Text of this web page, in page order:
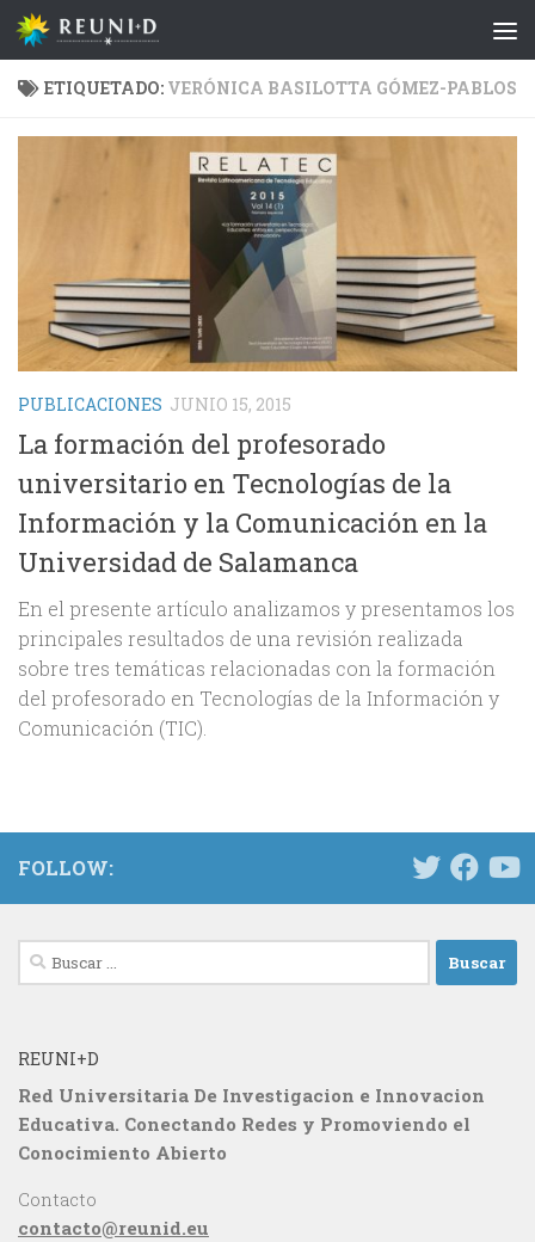
Saltar al contenido
ETIQUETADO: VERÓNICA BASILOTTA GÓMEZ-PABLOS
PUBLICACIONES JUNIO 15, 2015
La formación del profesorado
universitario en Tecnologías de la
Información y la Comunicación en la
Universidad de Salamanca
En el presente artículo analizamos y presentamos los
principales resultados de una revisión realizada
sobre tres temáticas relacionadas con la formación
del profesorado en Tecnologías de la Información y
Comunicación (TIC).
FOLLOW:
Buscar:
REUNI+D
Red Universitaria De Investigacion e Innovacion
Educativa. Conectando Redes y Promoviendo el
Conocimiento Abierto
Contacto
contacto@reunid.eu